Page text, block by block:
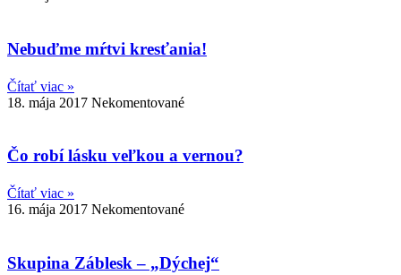
Nebuďme mŕtvi kresťania!
Čítať viac »
18. mája 2017 Nekomentované
Čo robí lásku veľkou a vernou?
Čítať viac »
16. mája 2017 Nekomentované
Skupina Záblesk – „Dýchej“